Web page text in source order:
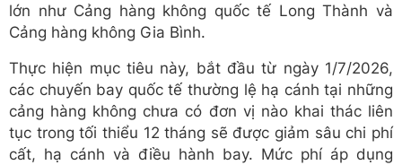
lớn như Cảng hàng không quốc tế Long Thành và
Cảng hàng không Gia Bình.
Thực hiện mục tiêu này, bắt đầu từ ngày 1/7/2026,
các chuyến bay quốc tế thường lệ hạ cánh tại những
cảng hàng không chưa có đơn vị nào khai thác liên
tục trong tối thiểu 12 tháng sẽ được giảm sâu chi phí
cất, hạ cánh và điều hành bay. Mức phí áp dụng